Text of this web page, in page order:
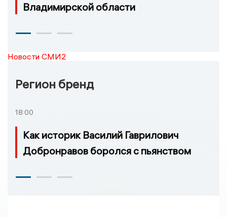
Владимирской области
Новости СМИ2
Регион бренд
18:00
Как историк Василий Гаврилович
Добронравов боролся с пьянством